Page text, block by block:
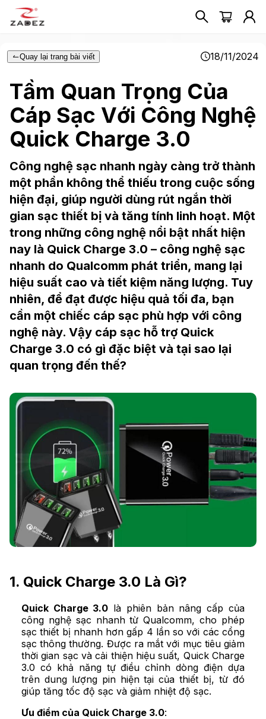
Quay lại trang bài viết 18/11/2024
Tầm Quan Trọng Của
Cáp Sạc Với Công Nghệ
Quick Charge 3.0
Công nghệ sạc nhanh ngày càng trở thành
một phần không thể thiếu trong cuộc sống
hiện đại, giúp người dùng rút ngắn thời
gian sạc thiết bị và tăng tính linh hoạt. Một
trong những công nghệ nổi bật nhất hiện
nay là Quick Charge 3.0 – công nghệ sạc
nhanh do Qualcomm phát triển, mang lại
hiệu suất cao và tiết kiệm năng lượng. Tuy
nhiên, để đạt được hiệu quả tối đa, bạn
cần một chiếc cáp sạc phù hợp với công
nghệ này. Vậy cáp sạc hỗ trợ Quick
Charge 3.0 có gì đặc biệt và tại sao lại
quan trọng đến thế?
1. Quick Charge 3.0 Là Gì?
Quick Charge 3.0 là phiên bản nâng cấp của
công nghệ sạc nhanh từ Qualcomm, cho phép
sạc thiết bị nhanh hơn gấp 4 lần so với các cổng
sạc thông thường. Được ra mắt với mục tiêu giảm
thời gian sạc và cải thiện hiệu suất, Quick Charge
3.0 có khả năng tự điều chỉnh dòng điện dựa
trên dung lượng pin hiện tại của thiết bị, từ đó
giúp tăng tốc độ sạc và giảm nhiệt độ sạc.
Ưu điểm của Quick Charge 3.0: